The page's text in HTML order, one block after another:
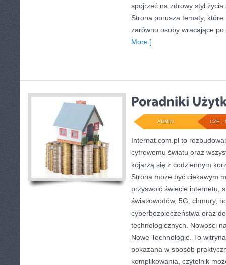
spojrzeć na zdrowy styl
Strona porusza tematy,
zarówno osoby wracające
More ]
CZE -
ADMIN
Internat.com.pl to
cyfrowemu światu oraz
kojarzą się z codziennym
Strona może być ciekawym
przyswoić świecie internetu,
światłowodów, 5G, chmury,
cyberbezpieczeństwa oraz
technologicznych. Nowości
Nowe Technologie. To
pokazana w sposób
komplikowania, czytelnik